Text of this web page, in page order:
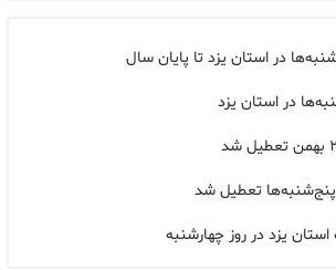
در استان یزد تا پایان سال
در استان یزد
پنج‌شنبه‌ها تعطیل شد
استان یزد در روز چهارشنبه